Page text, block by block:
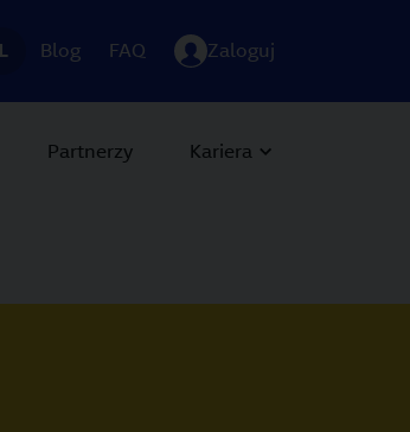
Blog FAQ Zaloguj
Partnerzy Kariera